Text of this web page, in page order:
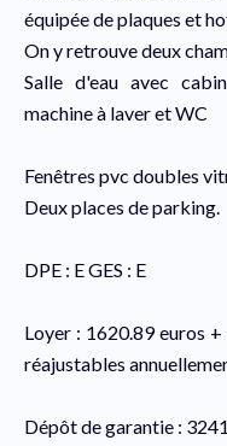
équipée de plaques et
On y retrouve deux
Salle d'eau avec
machine à laver et WC
Fenêtres pvc doubles
Deux places de parking.
DPE : E GES : E
Loyer : 1620.89 euros
réajustables
Dépôt de garantie :